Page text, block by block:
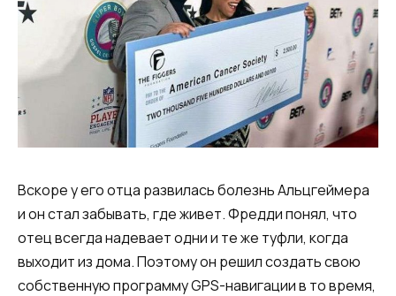
Вскоре у его отца развилась болезнь Альцгеймера
и он стал забывать, где живет. Фредди понял, что
отец всегда надевает одни и те же туфли, когда
выходит из дома. Поэтому он решил создать свою
собственную программу GPS-навигации в то время,